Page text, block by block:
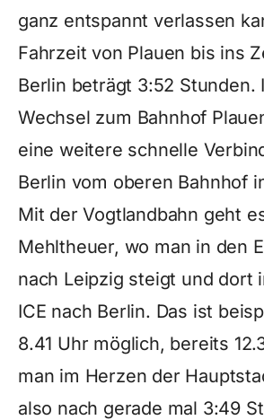
ganz entspannt verlassen
Fahrzeit von Plauen bis ins
Berlin beträgt 3:52 Stunden.
Wechsel zum Bahnhof
eine weitere schnelle
Berlin vom oberen Bahnhof
Mit der Vogtlandbahn geht
Mehltheuer, wo man in den
nach Leipzig steigt und dort
ICE nach Berlin. Das ist
8.41 Uhr möglich, bereits
man im Herzen der
also nach gerade mal 3:49